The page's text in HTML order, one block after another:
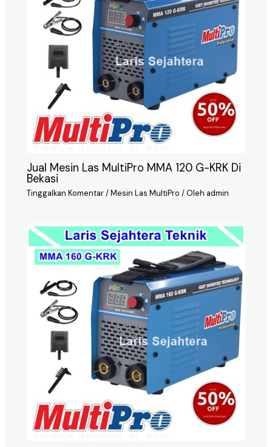
Jual Mesin Las MultiPro MMA 120 G-KRK Di
Bekasi
Tinggalkan Komentar/Mesin Las MultiPro / Oleh admin